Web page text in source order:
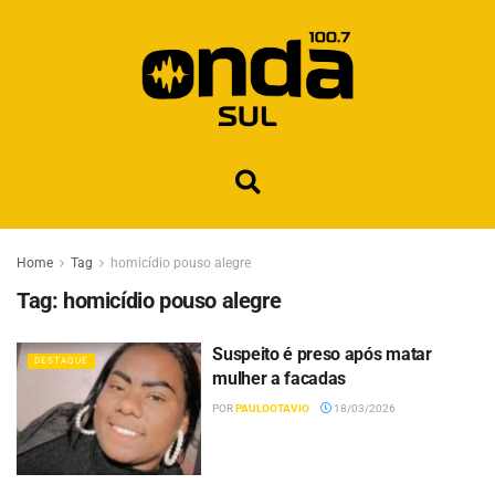
Home Tag homicídio pouso alegre
Tag: homicídio pouso alegre
DESTAQUE
Suspeito é preso após matar
mulher a facadas
PORPAULOOTAVIO 18/03/2026